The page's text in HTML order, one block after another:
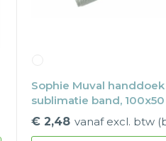
Sophie Muval
sublimatie band,
400 gr/m²
€ 2,48 vanaf excl. btw